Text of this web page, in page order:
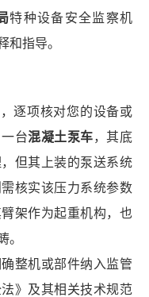
特种设备安全监察机
和指导。
逐项核对您的设备或
台混凝土泵车，其底
但其上装的泵送系统
核实该压力系统参数
架作为起重机构，也
。
整机或部件纳入监管
》及其相关技术规范